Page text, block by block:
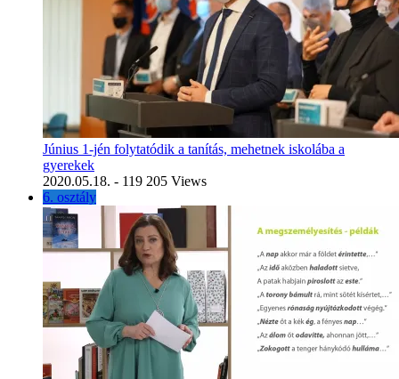
Június 1-jén folytatódik a tanítás, mehetnek iskolába a
gyerekek
2020.05.18. - 119 205 Views
6. osztály